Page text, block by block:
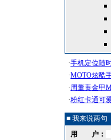
■ 我来说两句
用 户：